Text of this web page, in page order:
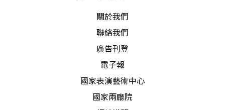
關於我們
聯絡我們
廣告刊登
電子報
國家表演藝術中心
國家兩廳院